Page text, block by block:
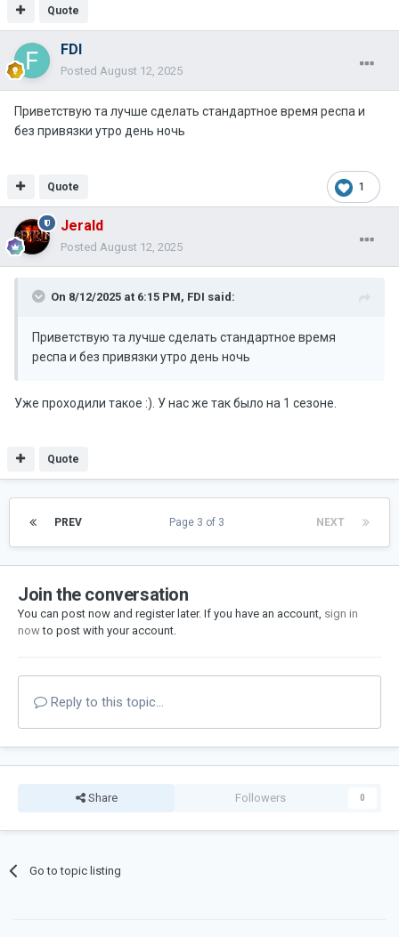
Quote
FDI
Posted August 12, 2025
Приветствую та лучше сделать стандартное время респа и
без привязки утро день ночь
1
Quote
Jerald
Posted August 12, 2025
On 8/12/2025 at 6:15 PM, FDI said:
Приветствую та лучше сделать стандартное время
респа и без привязки утро день ночь
Уже проходили такое :). У нас же так было на 1 сезоне.
Quote
PREV NEXT
Page 3 of 3
Join the conversation
You can post now and register later. If you have an account, sign in
nowto post with your account.
Reply to this topic...
Share Followers 0
Go to topic listing